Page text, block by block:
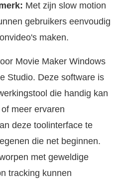
Met zijn slow motion
gebruikers eenvoudig
maken.
Movie Maker Windows
Studio. Deze software is
die handig kan
meer ervaren
deze toolinterface te
die net beginnen.
met geweldige
tracking kunnen